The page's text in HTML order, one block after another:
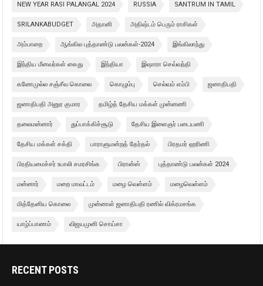
NEW YEAR RASI PALANGAL 2024 RUSSIA SANTRUM IN TAMIL
SRILANKABUDGET அதானி அதிஷ்டம் பெரும் ராசிகள்
அம்பாறை ஆங்கில புத்தாண்டு பலன்கள்-2024 இங்கிலாந்து
இந்திய மீனவர்கள் கைது இந்தியா இஷாரா செவ்வந்தி
கணேமுல்ல சஞ்சீவ கொலை கொழும்பு செல்வம் எம்பி ஜனாதிபதி
ஜனாதிபதி அனுர குமார தமிழ்த் தேசிய மக்கள் முன்னணி
தலைமன்னார் துப்பாக்கிச்சூடு தேசிய இளைஞர் படையணி
தேசிய மக்கள் சக்தி பாராளுமன்றத் தேர்தல் பிரதமர் ஹரிணி
பிரதியமைச்சர் உபாலி சமரசிங்க பிரான்ஸ் புத்தாண்டு பலன்கள் 2024
மன்னார் மறை மாவட்டம் மழை வெள்ளம் மழைவெள்ளம்
மித்தேனிய கொலை முன்னாள் ஜனாதிபதி ரணில் விக்ரமசங்க
யாழ்ப்பாணம் விஜயமுனி சொய்சா
RECENT POSTS